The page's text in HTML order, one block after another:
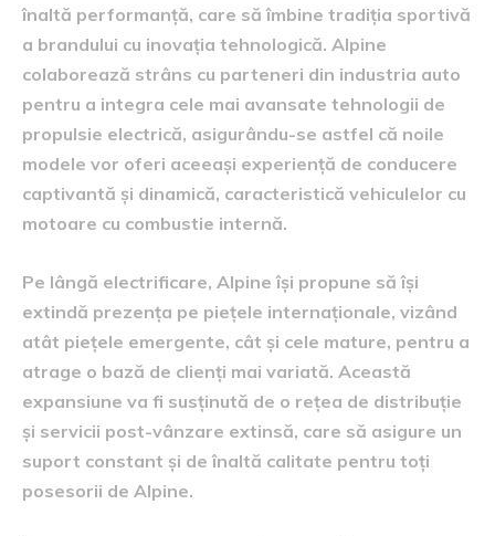
înaltă performanță, care să îmbine tradiția sportivă
a brandului cu inovația tehnologică. Alpine
colaborează strâns cu parteneri din industria auto
pentru a integra cele mai avansate tehnologii de
propulsie electrică, asigurându-se astfel că noile
modele vor oferi aceeași experiență de conducere
captivantă și dinamică, caracteristică vehiculelor cu
motoare cu combustie internă.
Pe lângă electrificare, Alpine își propune să își
extindă prezența pe piețele internaționale, vizând
atât piețele emergente, cât și cele mature, pentru a
atrage o bază de clienți mai variată. Această
expansiune va fi susținută de o rețea de distribuție
și servicii post-vânzare extinsă, care să asigure un
suport constant și de înaltă calitate pentru toți
posesorii de Alpine.